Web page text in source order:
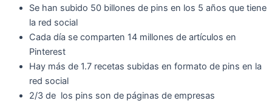
Se han subido 50 billones de pins en los 5 años que tiene
la red social
Cada día se comparten 14 millones de artículos en
Pinterest
Hay más de 1.7 recetas subidas en formato de pins en la
red social
2/3 de los pins son de páginas de empresas